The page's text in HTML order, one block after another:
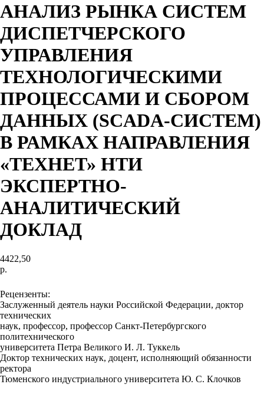
АНАЛИЗ РЫНКА СИСТЕМ
ДИСПЕТЧЕРСКОГО
УПРАВЛЕНИЯ
ТЕХНОЛОГИЧЕСКИМИ
ПРОЦЕССАМИ И СБОРОМ
ДАННЫХ (SCADA-СИСТЕМ)
В РАМКАХ НАПРАВЛЕНИЯ
«ТЕХНЕТ» НТИ
ЭКСПЕРТНО-
АНАЛИТИЧЕСКИЙ
ДОКЛАД
4422,50
р.
Рецензенты:
Заслуженный деятель науки Российской Федерации, доктор
технических
наук, профессор, профессор Санкт-Петербургского
политехнического
университета Петра Великого И. Л. Туккель
Доктор технических наук, доцент, исполняющий обязанности
ректора
Тюменского индустриального университета Ю. С. Клочков